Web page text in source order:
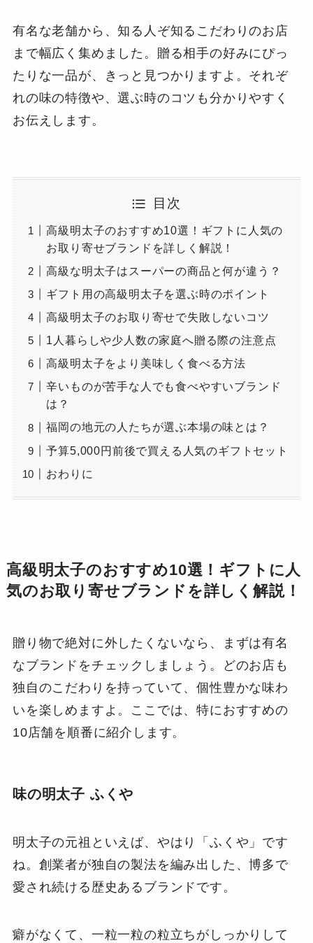
有名な老舗から、知る人ぞ知るこだわりのお店
まで幅広く集めました。贈る相手の好みにぴっ
たりな一品が、きっと見つかりますよ。それぞ
れの味の特徴や、選ぶ時のコツも分かりやすく
お伝えします。
目次
高級明太子のおすすめ10選！ギフトに人気の
お取り寄せブランドを詳しく解説！
高級な明太子はスーパーの商品と何が違う？
ギフト用の高級明太子を選ぶ時のポイント
高級明太子のお取り寄せで失敗しないコツ
1人暮らしや少人数の家庭へ贈る際の注意点
高級明太子をより美味しく食べる方法
辛いものが苦手な人でも食べやすいブランド
は？
福岡の地元の人たちが選ぶ本場の味とは？
予算5,000円前後で買える人気のギフトセット
おわりに
高級明太子のおすすめ10選！ギフトに人
気のお取り寄せブランドを詳しく解説！
贈り物で絶対に外したくないなら、まずは有名
なブランドをチェックしましょう。どのお店も
独自のこだわりを持っていて、個性豊かな味わ
いを楽しめますよ。ここでは、特におすすめの
10店舗を順番に紹介します。
味の明太子 ふくや
明太子の元祖といえば、やはり「ふくや」です
ね。創業者が独自の製法を編み出した、博多で
愛され続ける歴史あるブランドです。
癖がなくて、一粒一粒の粒立ちがしっかりして